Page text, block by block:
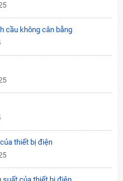
cầu không cân bằng
thiết bị điện